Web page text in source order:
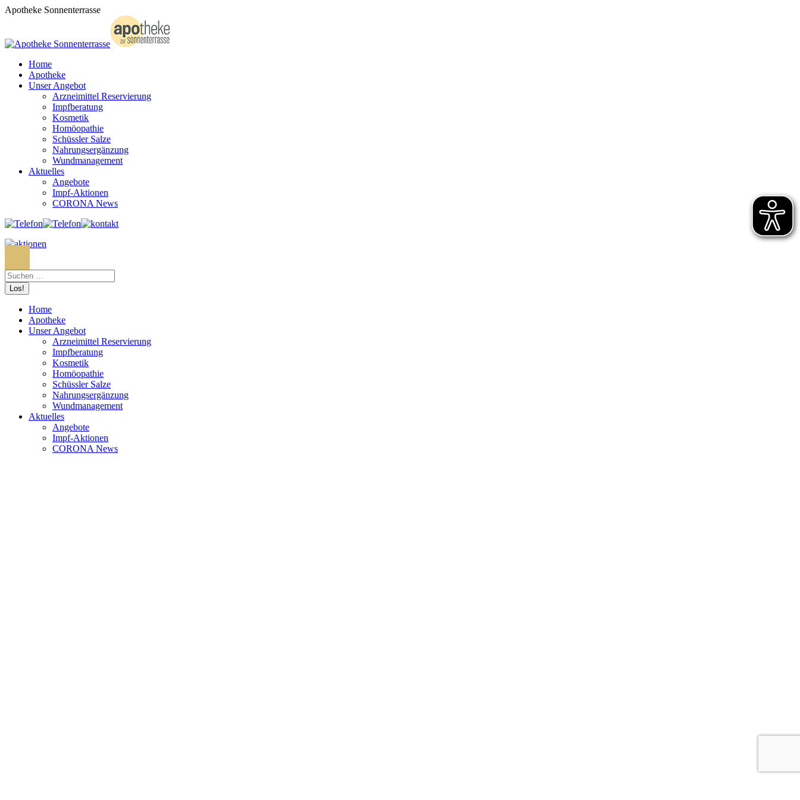
Zum
Apotheke Sonnenterrasse
Home
Apotheke
Unser Angebot
Arzneimittel Reservierung
Impfberatung
Kosmetik
Homöopathie
Schüssler Salze
Nahrungsergänzung
Wundmanagement
Aktuelles
Angebote
Impf-Aktionen
CORONA News
Home
Apotheke
Unser Angebot
Arzneimittel Reservierung
Impfberatung
Kosmetik
Homöopathie
Schüssler Salze
Nahrungsergänzung
Wundmanagement
Aktuelles
Angebote
Impf-Aktionen
CORONA News